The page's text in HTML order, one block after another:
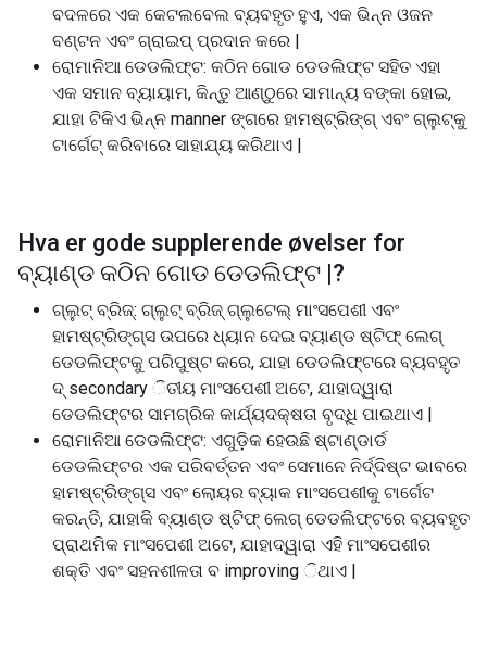
ବଦଳରେ ଏକ କେଟଲବେଲ ବ୍ୟବହୃତ ହୁଏ, ଏକ ଭିନ୍ନ ଓଜନ
ବଣ୍ଟନ ଏବଂ ଗ୍ରାଇପ୍ ପ୍ରଦାନ କରେ |
ରୋମାନିଆ ଡେଡଲିଫ୍ଟ: କଠିନ ଗୋଡ ଡେଡଲିଫ୍ଟ ସହିତ ଏହା
ଏକ ସମାନ ବ୍ୟାୟାମ, କିନ୍ତୁ ଆଣ୍ଠୁରେ ସାମାନ୍ୟ ବଙ୍କା ହୋଇ,
ଯାହା ଟିକିଏ ଭିନ୍ନ manner ଙ୍ଗରେ ହାମଷ୍ଟ୍ରିଙ୍ଗ୍ ଏବଂ ଗ୍ଲୁଟ୍କୁ
ଟାର୍ଗେଟ୍ କରିବାରେ ସାହାଯ୍ୟ କରିଥାଏ |
Hva er gode supplerende øvelser for
ବ୍ୟାଣ୍ଡ କଠିନ ଗୋଡ ଡେଡଲିଫ୍ଟ |?
ଗ୍ଲୁଟ୍ ବ୍ରିଜ୍: ଗ୍ଲୁଟ୍ ବ୍ରିଜ୍ ଗ୍ଲୁଟେଲ୍ ମାଂସପେଶୀ ଏବଂ
ହାମଷ୍ଟ୍ରିଙ୍ଗ୍ସ ଉପରେ ଧ୍ୟାନ ଦେଇ ବ୍ୟାଣ୍ଡ ଷ୍ଟିଫ୍ ଲେଗ୍
ଡେଡଲିଫ୍ଟକୁ ପରିପୁଷ୍ଟ କରେ, ଯାହା ଡେଡଲିଫ୍ଟରେ ବ୍ୟବହୃତ
ଦ୍ secondary ିତୀୟ ମାଂସପେଶୀ ଅଟେ, ଯାହାଦ୍ୱାରା
ଡେଡଲିଫ୍ଟର ସାମଗ୍ରିକ କାର୍ଯ୍ୟଦକ୍ଷତା ବୃଦ୍ଧି ପାଇଥାଏ |
ରୋମାନିଆ ଡେଡଲିଫ୍ଟ: ଏଗୁଡ଼ିକ ହେଉଛି ଷ୍ଟାଣ୍ଡାର୍ଡ
ଡେଡଲିଫ୍ଟର ଏକ ପରିବର୍ତ୍ତନ ଏବଂ ସେମାନେ ନିର୍ଦ୍ଦିଷ୍ଟ ଭାବରେ
ହାମଷ୍ଟ୍ରିଙ୍ଗ୍ସ ଏବଂ ଲୋୟର ବ୍ୟାକ ମାଂସପେଶୀକୁ ଟାର୍ଗେଟ
କରନ୍ତି, ଯାହାକି ବ୍ୟାଣ୍ଡ ଷ୍ଟିଫ୍ ଲେଗ୍ ଡେଡଲିଫ୍ଟରେ ବ୍ୟବହୃତ
ପ୍ରାଥମିକ ମାଂସପେଶୀ ଅଟେ, ଯାହାଦ୍ୱାରା ଏହି ମାଂସପେଶୀର
ଶକ୍ତି ଏବଂ ସହନଶୀଳତା ବ improving ିଥାଏ |